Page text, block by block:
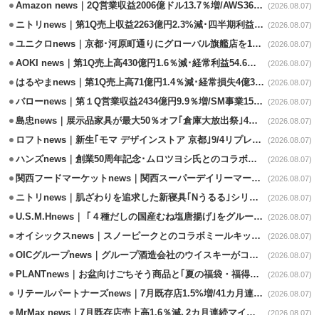
Amazon news｜2Q営業収益2006億ドル13.7％増/AWS36.8％％増が貢献 (2026.08.07)
ニトリnews｜第1Q売上収益2263億円2.3%減･四半期利益1.4％減 (2026.08.07)
ユニクロnews｜京都･河原町通りにグローバル旗艦店を11/6開設 (2026.08.07)
AOKI news｜第1Q売上高430億円1.6％減･経常利益54.6％減 (2026.08.07)
はるやまnews｜第1Q売上高71億円1.4％減･経常損失4億3800万円 (2026.08.07)
バローnews｜第１Q営業収益2434億円9.9％増/SM事業15.5％増と絶好調 (2026.08.07)
島忠news｜展示品家具が最大50％オフ｢倉庫大放出祭｣4店舗限定で開催 (2026.08.07)
ロフトnews｜新生｢モマ デザインストア 京都｣9/4リプレイスオープン (2026.08.07)
ハンズnews｜創業50周年記念･ムロツヨシ氏とのコラボ企画｢ムロハンズ｣開催 (2026.08.07)
関西フードマーケットnews｜関西スーパーデイリーマート蒲生店8/7改装 (2026.08.07)
ニトリnews｜肌ざわりを追求した新寝具｢Nうるる｣シリーズを発売 (2026.08.07)
U.S.M.Hnews｜ ｢４種だしの国産むね塩唐揚げ｣をグループ610店で共同販促 (2026.08.07)
オイシックスnews｜スノーピークとのコラボミールキット8/13発売 (2026.08.07)
OICグループnews｜グループ酒造会社のウイスキーがコンペティション受賞 (2026.08.07)
PLANTnews｜お盆向けごちそう商品と｢夏の福袋・福得カート｣8/8から開催 (2026.08.07)
リテールパートナーズnews｜7月既存店1.5%増/41カ月連続増 (2026.08.07)
(2026.08.07)